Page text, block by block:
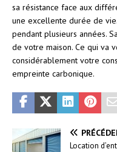
sa résistance face aux
une excellente durée de
pendant plusieurs années.
de votre maison. Ce qui va
considérablement votre
empreinte carbonique.
Location